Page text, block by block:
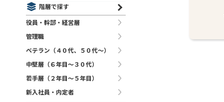
階層で探す
役員・幹部・経営層
管理職
ベテラン（４０代、５０代～）
中堅層（６年目～３０代）
若手層（２年目～５年目）
新入社員・内定者